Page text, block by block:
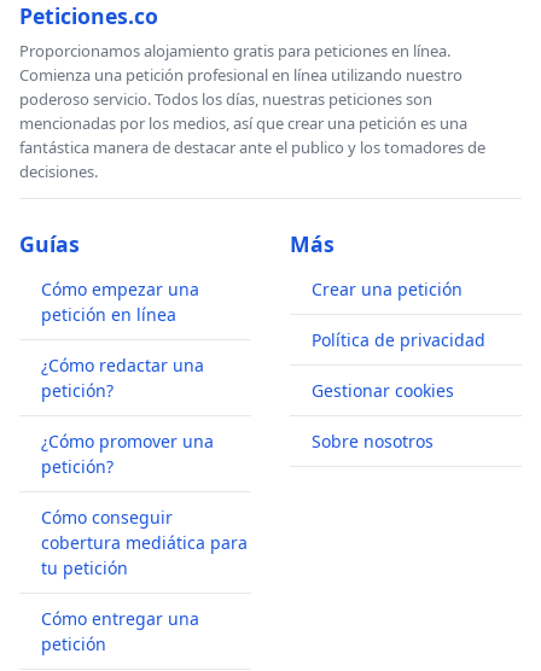
Peticiones.co
Proporcionamos alojamiento gratis para peticiones en línea.
Comienza una petición profesional en línea utilizando nuestro
poderoso servicio. Todos los días, nuestras peticiones son
mencionadas por los medios, así que crear una petición es una
fantástica manera de destacar ante el publico y los tomadores de
decisiones.
Guías
Cómo empezar una
petición en línea
¿Cómo redactar una
petición?
¿Cómo promover una
petición?
Cómo conseguir
cobertura mediática para
tu petición
Cómo entregar una
petición
Más
Crear una petición
Política de privacidad
Gestionar cookies
Sobre nosotros